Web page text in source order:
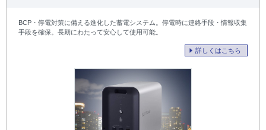
BCP・停電対策に備える進化した蓄電システム。停電時に連絡手段・情報収集
手段を確保。長期にわたって安心して使用可能。
詳しくはこちら